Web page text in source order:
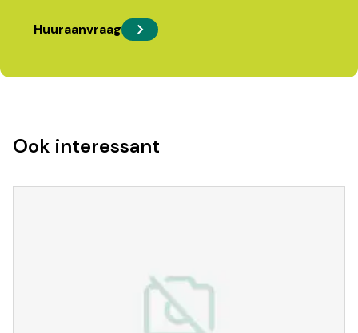
Huuraanvraag
Ook interessant